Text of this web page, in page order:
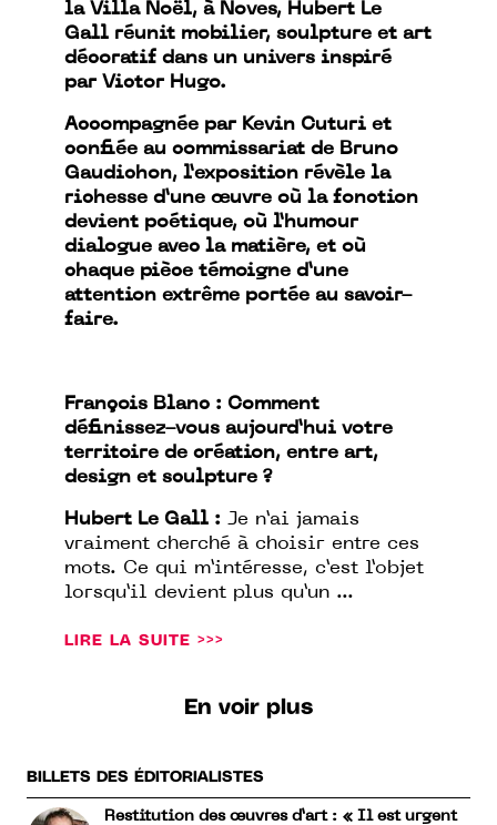
la Villa Noël, à Noves, Hubert Le
Gall réunit mobilier, sculpture et art
décoratif dans un univers inspiré
par Victor Hugo.
Accompagnée par Kevin Cuturi et
confiée au commissariat de Bruno
Gaudichon, l’exposition révèle la
richesse d’une œuvre où la fonction
devient poétique, où l’humour
dialogue avec la matière, et où
chaque pièce témoigne d’une
attention extrême portée au savoir-
faire.
François Blanc : Comment
définissez-vous aujourd’hui votre
territoire de création, entre art,
design et sculpture ?
Hubert Le Gall : Je n’ai jamais
vraiment cherché à choisir entre ces
mots. Ce qui m’intéresse, c’est l’objet
lorsqu’il devient plus qu’un ...
LIRE LA SUITE >>>
En voir plus
BILLETS DES ÉDITORIALISTES
Restitution des œuvres d’art : « Il est urgent